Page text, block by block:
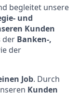
begleitet unsere
und
Kunden
der Banken-,
der
Job. Durch
Kunden